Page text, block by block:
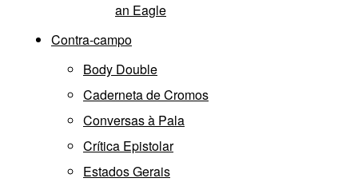
an Eagle
Contra-campo
Body Double
Caderneta de Cromos
Conversas à Pala
Crítica Epistolar
Estados Gerais